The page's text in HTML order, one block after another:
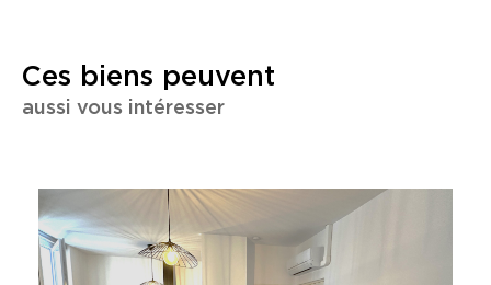
Ces biens peuvent
aussi vous intéresser